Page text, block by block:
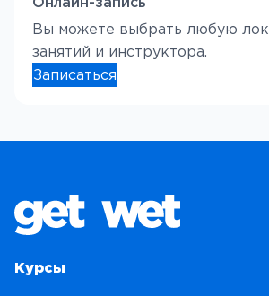
Вы можете выбрать любую
занятий и инструктора.
Записаться
Курсы